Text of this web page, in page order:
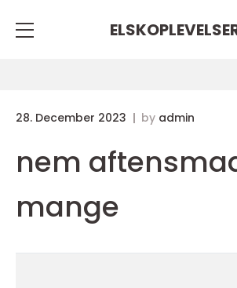
28. December 2023 by admin
nem
mange